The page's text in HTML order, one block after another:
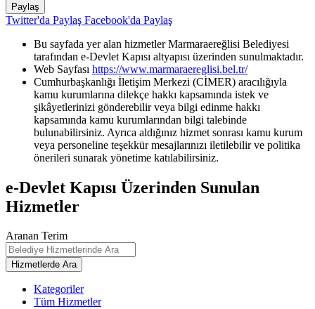
Paylaş
Twitter'da Paylaş Facebook'da Paylaş
Bu sayfada yer alan hizmetler Marmaraereğlisi Belediyesi
tarafından e-Devlet Kapısı altyapısı üzerinden sunulmaktadır.
Web Sayfası https://www.marmaraereglisi.bel.tr/
Cumhurbaşkanlığı İletişim Merkezi (CİMER) aracılığıyla
kamu kurumlarına dilekçe hakkı kapsamında istek ve
şikâyetlerinizi gönderebilir veya bilgi edinme hakkı
kapsamında kamu kurumlarından bilgi talebinde
bulunabilirsiniz. Ayrıca aldığınız hizmet sonrası kamu kurum
veya personeline teşekkür mesajlarınızı iletilebilir ve politika
önerileri sunarak yönetime katılabilirsiniz.
e-Devlet Kapısı Üzerinden Sunulan
Hizmetler
Aranan Terim
Kategoriler
Tüm Hizmetler